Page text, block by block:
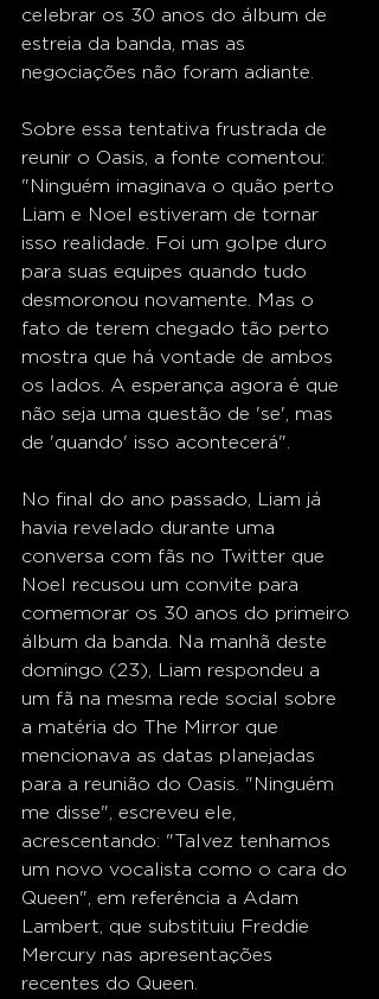
celebrar os 30 anos do álbum de
estreia da banda, mas as
negociações não foram adiante.
Sobre essa tentativa frustrada de
reunir o Oasis, a fonte comentou:
"Ninguém imaginava o quão perto
Liam e Noel estiveram de tornar
isso realidade. Foi um golpe duro
para suas equipes quando tudo
desmoronou novamente. Mas o
fato de terem chegado tão perto
mostra que há vontade de ambos
os lados. A esperança agora é que
não seja uma questão de 'se', mas
de 'quando' isso acontecerá".
No final do ano passado, Liam já
havia revelado durante uma
conversa com fãs no Twitter que
Noel recusou um convite para
comemorar os 30 anos do primeiro
álbum da banda. Na manhã deste
domingo (23), Liam respondeu a
um fã na mesma rede social sobre
a matéria do The Mirror que
mencionava as datas planejadas
para a reunião do Oasis. "Ninguém
me disse", escreveu ele,
acrescentando: "Talvez tenhamos
um novo vocalista como o cara do
Queen", em referência a Adam
Lambert, que substituiu Freddie
Mercury nas apresentações
recentes do Queen.